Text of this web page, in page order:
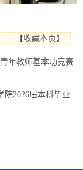
【收藏本页 】
年教师基本功竞赛
2026届本科毕业